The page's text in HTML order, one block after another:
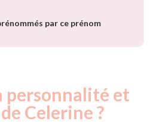
par ce prénom
personnalité et
Celerine ?